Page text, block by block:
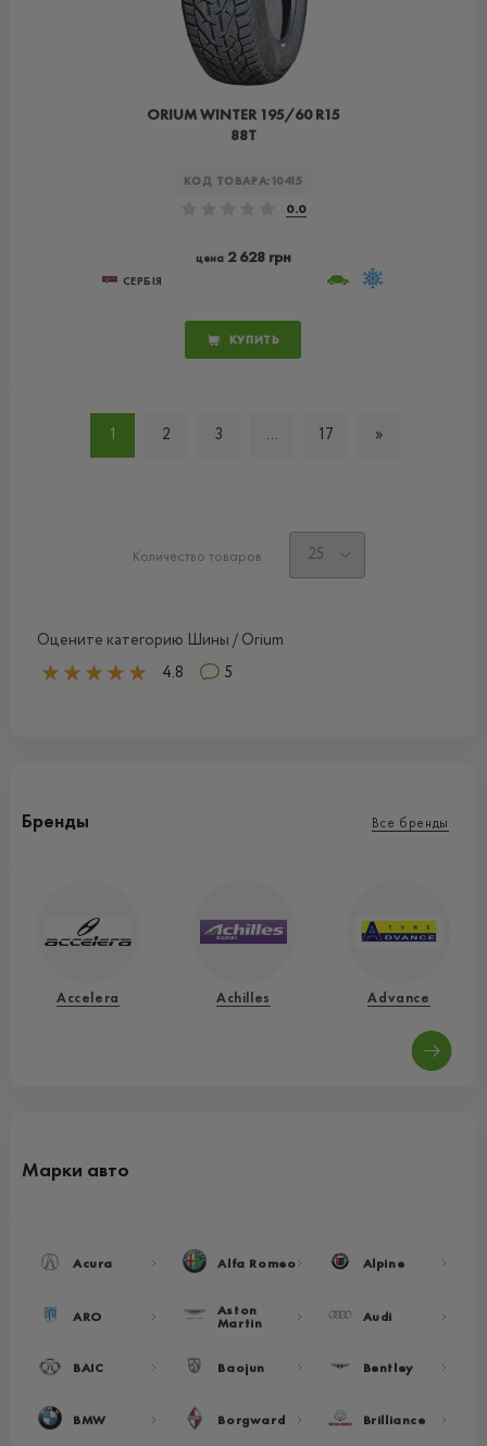
ORIUM WINTER 195/60 R15
88T
КОД ТОВАРА: 10415
0.0
цена2 628 грн
СЕРБІЯ
КУПИТЬ
1 2 3 ... 17 »
Количество товаров
Оцените категорию Шины / Orium
4.8
5
Бренды Все бренды
Accelera Achilles Advance
Марки авто
Acura Alfa Romeo Alpine
ARO Aston
Martin Audi
BAIC Baojun Bentley
BMW Borgward Brilliance